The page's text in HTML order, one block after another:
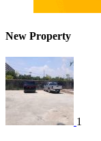
New Property
1